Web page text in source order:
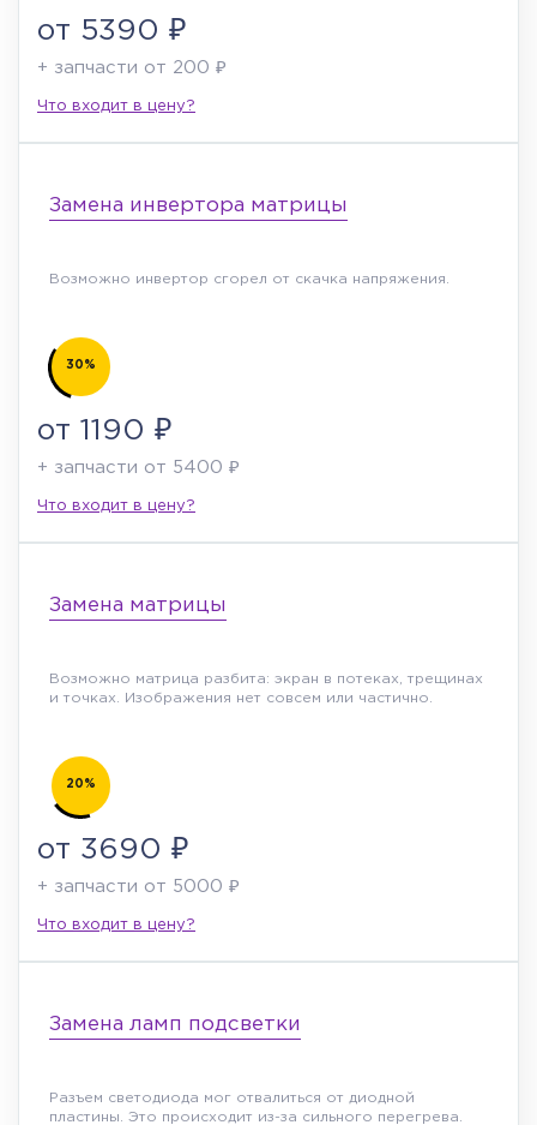
от 5390 ₽
+ запчасти от 200 ₽
Что входит в цену?
Замена инвертора матрицы
Возможно инвертор сгорел от скачка напряжения.
30%
от 1190 ₽
+ запчасти от 5400 ₽
Что входит в цену?
Замена матрицы
Возможно матрица разбита: экран в потеках, трещинах
и точках. Изображения нет совсем или частично.
20%
от 3690 ₽
+ запчасти от 5000 ₽
Что входит в цену?
Замена ламп подсветки
Разъем светодиода мог отвалиться от диодной
пластины. Это происходит из-за сильного перегрева.